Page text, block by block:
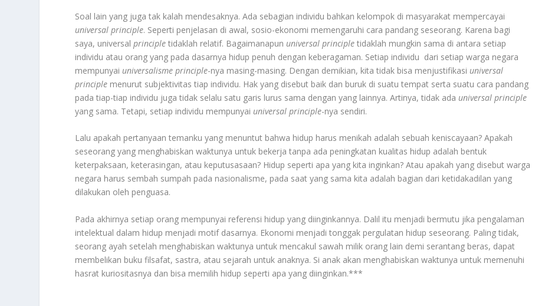
Soal lain yang juga tak kalah mendesaknya. Ada sebagian individu bahkan kelompok di masyarakat mempercayai
universal principle. Seperti penjelasan di awal, sosio-ekonomi memengaruhi cara pandang seseorang. Karena bagi
saya, universalprinciple tidaklah relatif. Bagaimanapun universal principle tidaklah mungkin sama di antara setiap
individu atau orang yang pada dasarnya hidup penuh dengan keberagaman. Setiap individu dari setiap warga negara
mempunyai universalisme principle-nya masing-masing. Dengan demikian, kita tidak bisa menjustifikasi universal
principle menurut subjektivitas tiap individu. Hak yang disebut baik dan buruk di suatu tempat serta suatu cara pandang
pada tiap-tiap individu juga tidak selalu satu garis lurus sama dengan yang lainnya. Artinya, tidak ada universal principle
yang sama. Tetapi, setiap individu mempunyai universal principle-nya sendiri.
Lalu apakah pertanyaan temanku yang menuntut bahwa hidup harus menikah adalah sebuah keniscayaan? Apakah
seseorang yang menghabiskan waktunya untuk bekerja tanpa ada peningkatan kualitas hidup adalah bentuk
keterpaksaan, keterasingan, atau keputusasaan? Hidup seperti apa yang kita inginkan? Atau apakah yang disebut warga
negara harus sembah sumpah pada nasionalisme, pada saat yang sama kita adalah bagian dari ketidakadilan yang
dilakukan oleh penguasa.
Pada akhirnya setiap orang mempunyai referensi hidup yang diinginkannya. Dalil itu menjadi bermutu jika pengalaman
intelektual dalam hidup menjadi motif dasarnya. Ekonomi menjadi tonggak pergulatan hidup seseorang. Paling tidak,
seorang ayah setelah menghabiskan waktunya untuk mencakul sawah milik orang lain demi serantang beras, dapat
membelikan buku filsafat, sastra, atau sejarah untuk anaknya. Si anak akan menghabiskan waktunya untuk memenuhi
hasrat kuriositasnya dan bisa memilih hidup seperti apa yang diinginkan.***